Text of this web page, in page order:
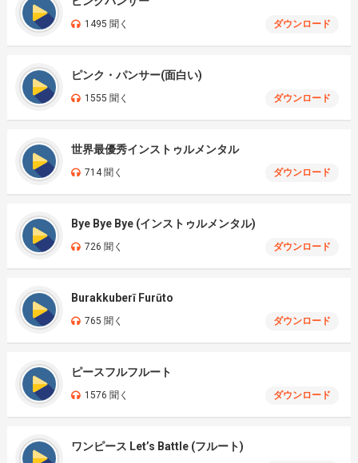
1495 聞く ダウンロード
ピンク・パンサー(面白い)
1555 聞く ダウンロード
世界最優秀インストゥルメンタル
714 聞く ダウンロード
Bye Bye Bye (インストゥルメンタル)
726 聞く ダウンロード
Burakkuberī Furūto
765 聞く ダウンロード
ピースフルフルート
1576 聞く ダウンロード
ワンピース Let’s Battle (フルート)